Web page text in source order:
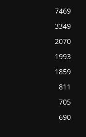
7469
3349
2070
1993
1859
811
705
690